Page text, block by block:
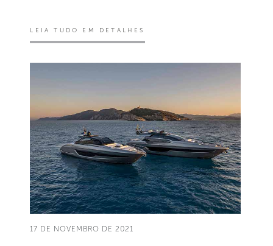
LEIA TUDO EM DETALHES
17 DE NOVEMBRO DE 2021